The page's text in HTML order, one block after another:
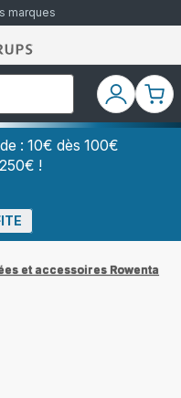
marques
Accueil
Rowenta
Mon
compte
Mon
: 10€ dès 100€
!
et accessoires Rowenta